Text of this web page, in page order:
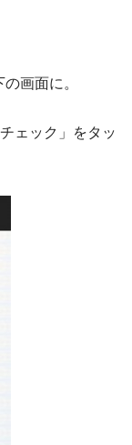
画面に。
ェック」をタッ